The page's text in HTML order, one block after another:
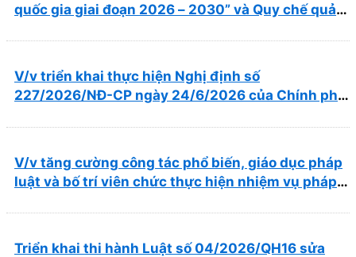
quốc gia giai đoạn 2026 – 2030” và Quy chế quản
V/v triển khai thực hiện Nghị định số
227/2026/NĐ-CP ngày 24/6/2026 của Chính phủ
trong lĩnh vực y tế
V/v tăng cường công tác phổ biến, giáo dục pháp
luật và bố trí viên chức thực hiện nhiệm vụ pháp
Triển khai thi hành Luật số 04/2026/QH16 sửa